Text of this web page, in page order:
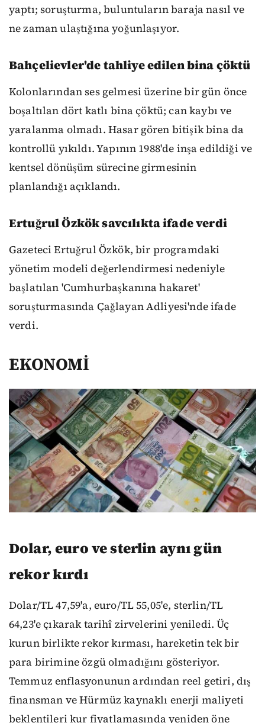
yaptı; soruşturma, buluntuların baraja nasıl ve
ne zaman ulaştığına yoğunlaşıyor.
Bahçelievler'de tahliye edilen bina çöktü
Kolonlarından ses gelmesi üzerine bir gün önce
boşaltılan dört katlı bina çöktü; can kaybı ve
yaralanma olmadı. Hasar gören bitişik bina da
kontrollü yıkıldı. Yapının 1988'de inşa edildiği ve
kentsel dönüşüm sürecine girmesinin
planlandığı açıklandı.
Ertuğrul Özkök savcılıkta ifade verdi
Gazeteci Ertuğrul Özkök, bir programdaki
yönetim modeli değerlendirmesi nedeniyle
başlatılan 'Cumhurbaşkanına hakaret'
soruşturmasında Çağlayan Adliyesi'nde ifade
verdi.
EKONOMİ
Dolar, euro ve sterlin aynı gün
rekor kırdı
Dolar/TL 47,59'a, euro/TL 55,05'e, sterlin/TL
64,23'e çıkarak tarihî zirvelerini yeniledi. Üç
kurun birlikte rekor kırması, hareketin tek bir
para birimine özgü olmadığını gösteriyor.
Temmuz enflasyonunun ardından reel getiri, dış
finansman ve Hürmüz kaynaklı enerji maliyeti
beklentileri kur fiyatlamasında yeniden öne